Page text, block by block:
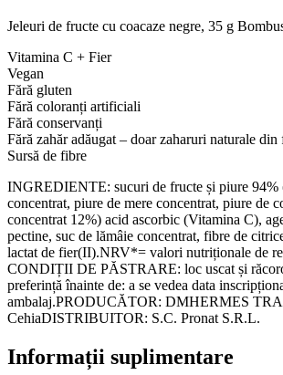
Jeleuri de fructe cu coacaze negre, 35 g
Vitamina C + Fier
Vegan
Fără gluten
Fără coloranți artificiali
Fără conservanți
Fără zahăr adăugat – doar zaharuri naturale din
Sursă de fibre
INGREDIENTE: sucuri de fructe și piure 94%
concentrat, piure de mere concentrat, piure de
concentrat 12%) acid ascorbic (Vitamina C),
pectine, suc de lămâie concentrat, fibre de
lactat de fier(II).NRV*= valori nutriționale de
CONDIȚII DE PĂSTRARE: loc uscat și
preferință înainte de: a se vedea data
ambalaj.PRODUCĂTOR: DMHERMES
CehiaDISTRIBUITOR: S.C. Pronat S.R.L.
Informații suplimentare